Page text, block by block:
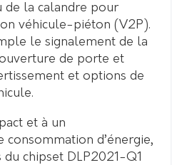
de la calandre pour
véhicule-piéton (V2P).
le signalement de la
de porte et
et options de
et à un
d’énergie,
chipset DLP2021-Q1